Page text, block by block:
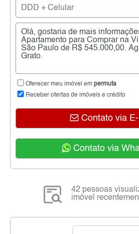
Oferecer meu imóvel em permuta
Receber ofertas de imóveis e crédito
Contato via E-
Contato via
42 pessoas
imóvel